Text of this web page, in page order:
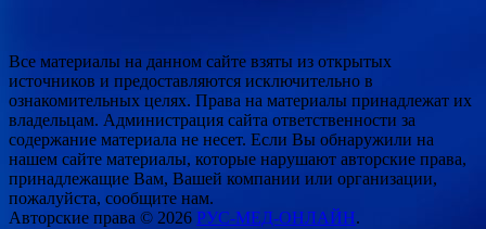
Все материалы на данном сайте взяты из открытых
источников и предоставляются исключительно в
ознакомительных целях. Права на материалы принадлежат их
владельцам. Администрация сайта ответственности за
содержание материала не несет. Если Вы обнаружили на
нашем сайте материалы, которые нарушают авторские права,
принадлежащие Вам, Вашей компании или организации,
пожалуйста, сообщите нам.
Авторские права © 2026 РУС-МЕД-ОНЛАЙН.